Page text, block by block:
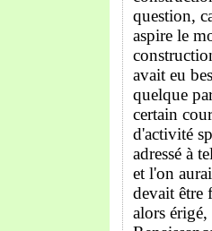
question,
aspire le
avait eu
quelque
certain
d'activité
adressé à
et l'on
devait être
alors